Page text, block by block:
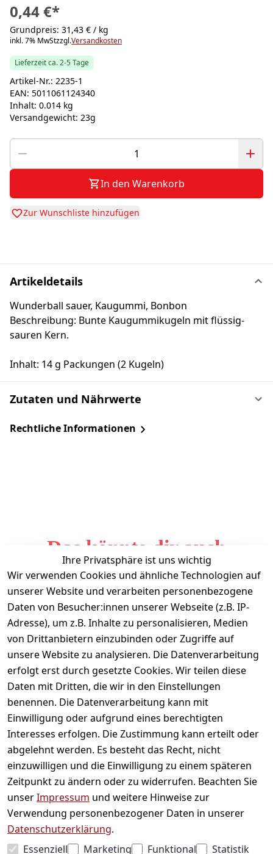
0,44 €*
Grundpreis: 31,43 € / kg
inkl. 7% MwStzzgl.Versandkosten
Lieferzeit ca. 2-5 Tage
Artikel-Nr.: 2235-1
EAN: 5011061124340
Inhalt: 0.014 kg
Versandgewicht: 23g
In den Warenkorb
Zur Wunschliste hinzufügen
Artikeldetails
Wunderball sauer, Kaugummi, Bonbon
Beschreibung: Bunte Kaugummikugeln mit flüssig-
sauren Kern.
Inhalt: 14 g Packungen (2 Kugeln)
Zutaten und Nährwerte
Rechtliche Informationen
Das könnte dir auch
gefallen
Ihre Privatsphäre ist uns wichtig
Wir verwenden Cookies und ähnliche Technologien auf
unserer Website und verarbeiten personenbezogene
Daten von Besucher:innen unserer Webseite (z.B. IP-
Adresse), um z.B. Inhalte zu personalisieren, Medien
von Drittanbietern einzubinden oder Zugriffe auf
unsere Website zu analysieren. Die Datenverarbeitung
erfolgt erst durch gesetzte Cookies. Wir teilen diese
Daten mit Dritten, die wir in den Einstellungen
benennen. Die Datenverarbeitung kann mit
Einwilligung oder aufgrund eines berechtigten
Interesses erfolgen. Die Zustimmung kann erteilt oder
abgelehnt werden. Es besteht das Recht, nicht
einzuwilligen und die Einwilligung zu einem späteren
Zeitpunkt zu ändern oder zu widerrufen. Beachten Sie
unserImpressum und weitere Hinweise zur
Verwendung personenbezogener Daten in unserer
Datenschutzerklärung.
Essenziell
Marketing Funktional Statistik
Informationen
Mein Konto
Vertrag widerrufen
Unternehmen
Zahlarten